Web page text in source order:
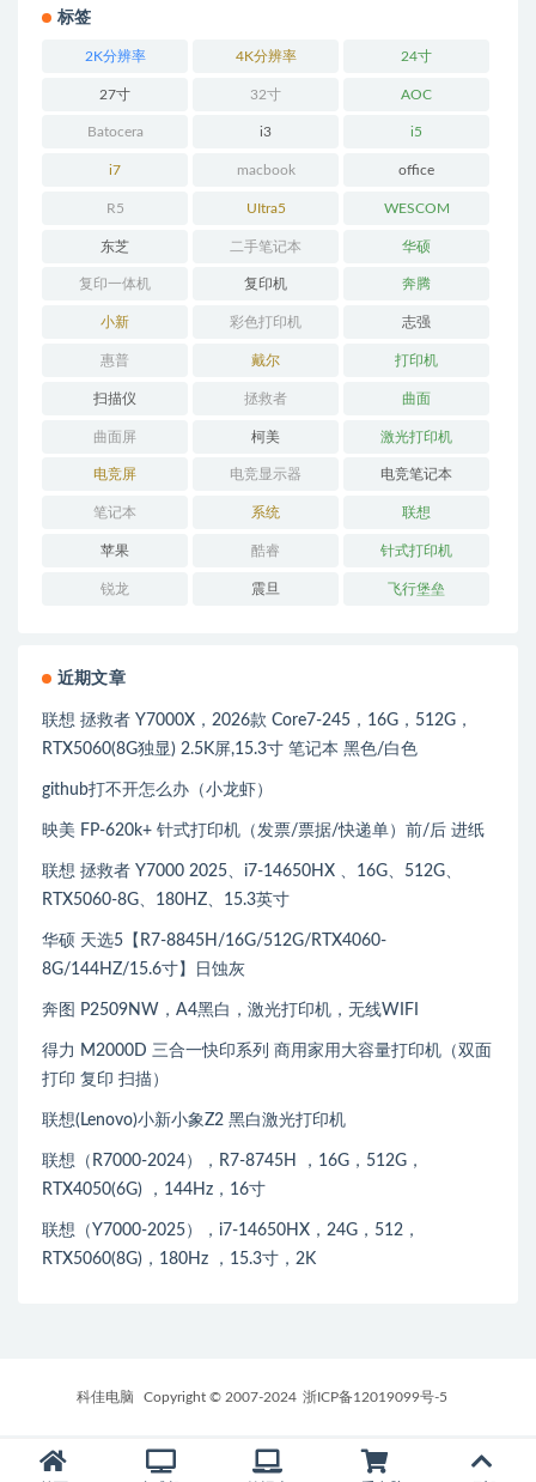
标签
2K分辨率 4K分辨率 24寸
27寸 32寸 AOC
Batocera i3 i5
i7 macbook office
R5 UItra5 WESCOM
东芝 二手笔记本 华硕
复印一体机 复印机 奔腾
小新 彩色打印机 志强
惠普 戴尔 打印机
扫描仪 拯救者 曲面
曲面屏 柯美 激光打印机
电竞屏 电竞显示器 电竞笔记本
笔记本 系统 联想
苹果 酷睿 针式打印机
锐龙 震旦 飞行堡垒
近期文章
联想 拯救者 Y7000X，2026款 Core7-245，16G，512G，
RTX5060(8G独显) 2.5K屏,15.3寸 笔记本 黑色/白色
github打不开怎么办（小龙虾）
映美 FP-620k+ 针式打印机（发票/票据/快递单）前/后 进纸
联想 拯救者 Y7000 2025、i7-14650HX 、16G、512G、
RTX5060-8G、180HZ、15.3英寸
华硕 天选5【R7-8845H/16G/512G/RTX4060-
8G/144HZ/15.6寸】日蚀灰
奔图 P2509NW，A4黑白，激光打印机，无线WIFI
得力 M2000D 三合一快印系列 商用家用大容量打印机（双面
打印 复印 扫描）
联想(Lenovo)小新小象Z2 黑白激光打印机
联想（R7000-2024），R7-8745H ，16G，512G，
RTX4050(6G) ，144Hz，16寸
联想（Y7000-2025），i7-14650HX，24G，512，
RTX5060(8G)，180Hz ，15.3寸，2K
科佳电脑 Copyright © 2007-2024 浙ICP备12019099号-5